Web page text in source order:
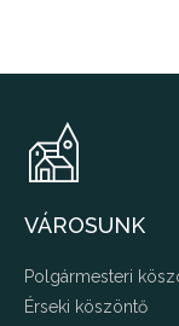
VÁROSUNK
Polgármesteri
Érseki köszöntő